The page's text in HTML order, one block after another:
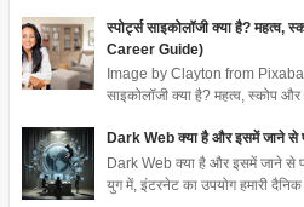
स्पोर्ट्स साइकोलॉजी क्या है?
Career Guide)
Image by Clayton from
साइकोलॉजी क्या है? महत्व, स्कोप
Dark Web क्या है और इसमें जाने से
Dark Web क्या है और इसमें जाने से
युग में, इंटरनेट का उपयोग हमारी